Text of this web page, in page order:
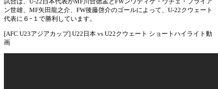
ン世雄、MF矢田龍之介、FW後藤啓介のゴールによって、U-22クウェート
代表に６ｰ１で勝利しています。
[AFC U23アジアカップ] U22日本 vs U22クウェート ショートハイライト動
画